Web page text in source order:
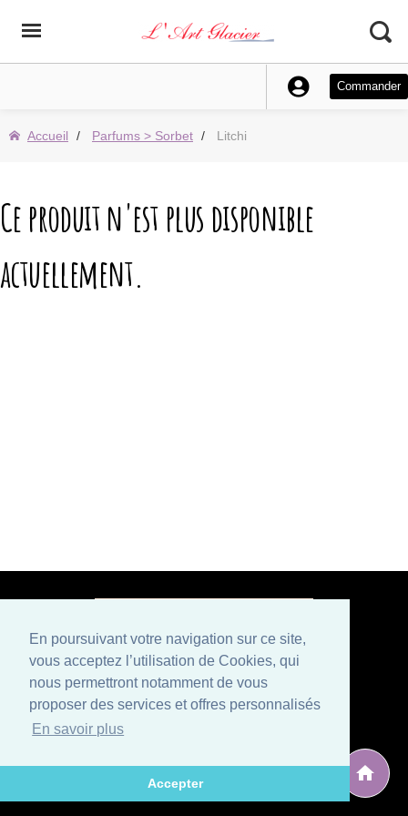
En poursuivant votre navigation sur ce site,
vous acceptez l’utilisation de Cookies, qui
nous permettront notamment de vous
proposer des services et offres personnalisés
En savoir plus
Accepter
Commander
Accueil Parfums > Sorbet Litchi
Ce produit n'est plus disponible
actuellement.
Paiement sécurisé
Mentions légales
Conditions générales de vente
Politique de confidentialité et CGU
, éditeur situé en Avignon (Vaucluse), spécialisé
dans le développement de logiciels et sites internet.